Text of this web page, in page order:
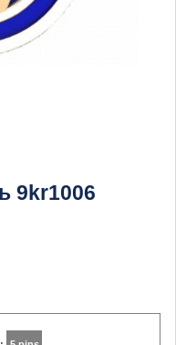
9kr1006